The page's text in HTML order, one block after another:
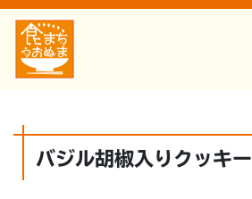
バジル胡椒入りクッキー